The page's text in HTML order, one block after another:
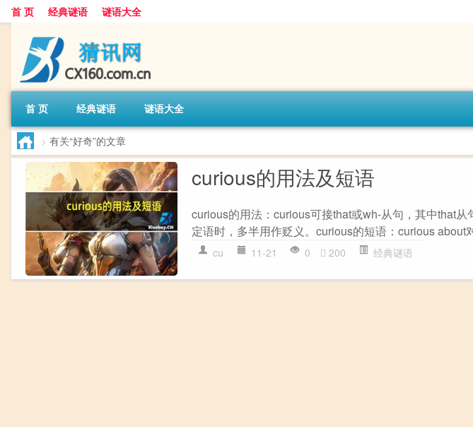
首 页 经典谜语 谜语大全
首 页 经典谜语 谜语大全
> 有关“好奇”的文章
curious的用法及短语
curious的用法：curious可接that或wh-从句，其中that
定语时，多半用作贬义。curious的短语：curious about
cu 11-21 0 200 经典谜语